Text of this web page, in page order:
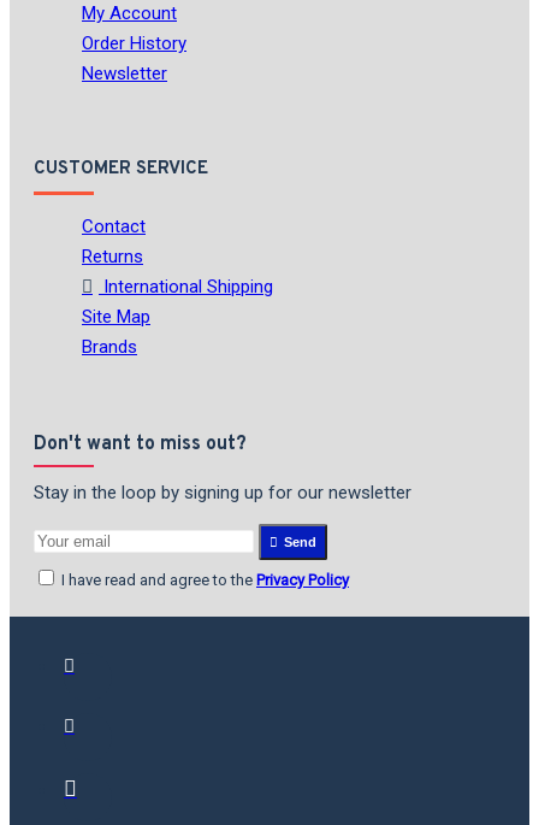
My Account
Order History
Newsletter
CUSTOMER SERVICE
Contact
Returns
International Shipping
Site Map
Brands
Don't want to miss out?
Stay in the loop by signing up for our newsletter
Send
I have read and agree to the Privacy Policy